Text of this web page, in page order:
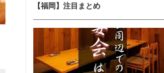
【福岡】注目まとめ